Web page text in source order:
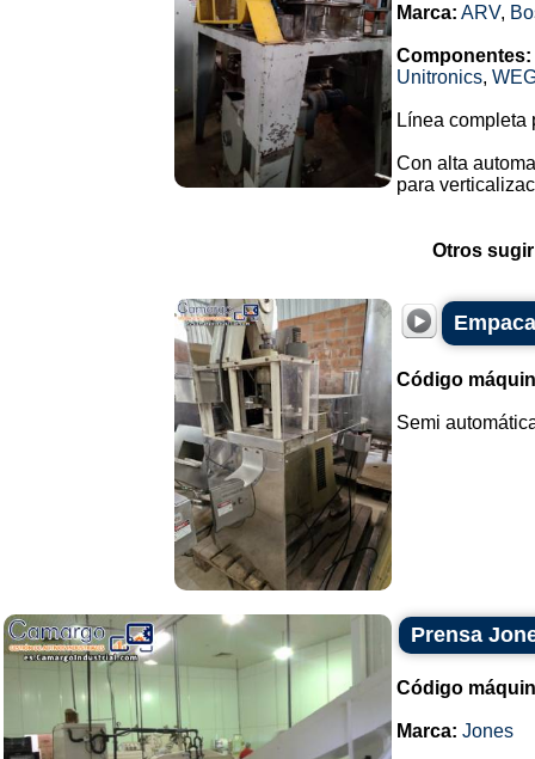
Marca: ARV,
Componentes:
Unitronics,
Línea completa
Con alta
para
Otros
Código
Semi
Prensa
Código
Marca: Jones